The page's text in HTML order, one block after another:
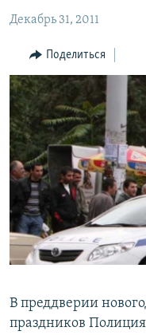
основной
навигации
Перейти
поиску
ЭКОНОМИКА
РЕГИОН
НАГОРНЫЙ КАРАБАХ
КУЛЬТУРА
СПОРТ
АРХИВ
Հայերեն
English
Все сайты Радио
Декабрь 31, 2011
Поделиться
В преддверии
праздников